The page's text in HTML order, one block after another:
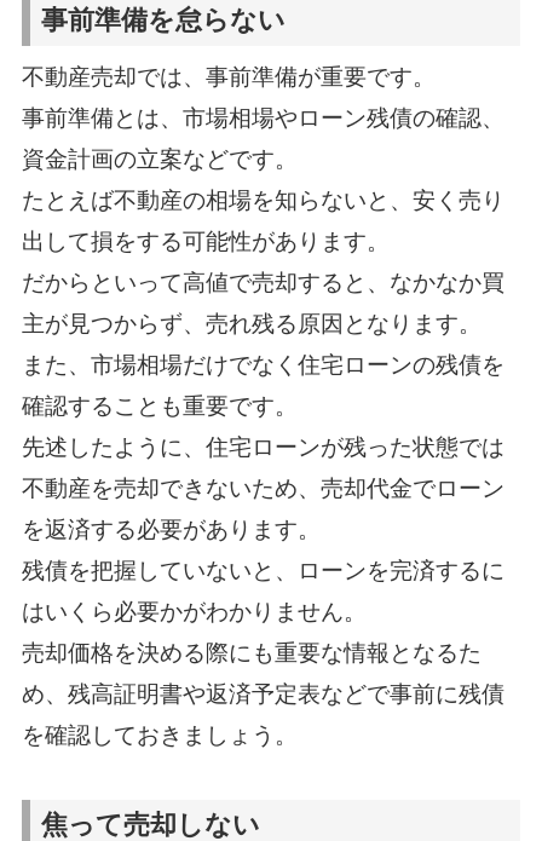
事前準備を怠らない
不動産売却では、事前準備が重要です。
事前準備とは、市場相場やローン残債の確認、
資金計画の立案などです。
たとえば不動産の相場を知らないと、安く売り
出して損をする可能性があります。
だからといって高値で売却すると、なかなか買
主が見つからず、売れ残る原因となります。
また、市場相場だけでなく住宅ローンの残債を
確認することも重要です。
先述したように、住宅ローンが残った状態では
不動産を売却できないため、売却代金でローン
を返済する必要があります。
残債を把握していないと、ローンを完済するに
はいくら必要かがわかりません。
売却価格を決める際にも重要な情報となるた
め、残高証明書や返済予定表などで事前に残債
を確認しておきましょう。
焦って売却しない